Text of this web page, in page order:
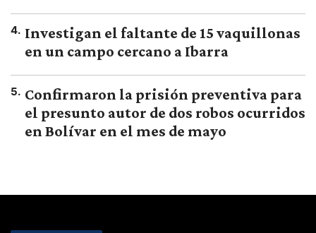
4. Investigan el faltante de 15 vaquillonas
en un campo cercano a Ibarra
5. Confirmaron la prisión preventiva para
el presunto autor de dos robos ocurridos
en Bolívar en el mes de mayo